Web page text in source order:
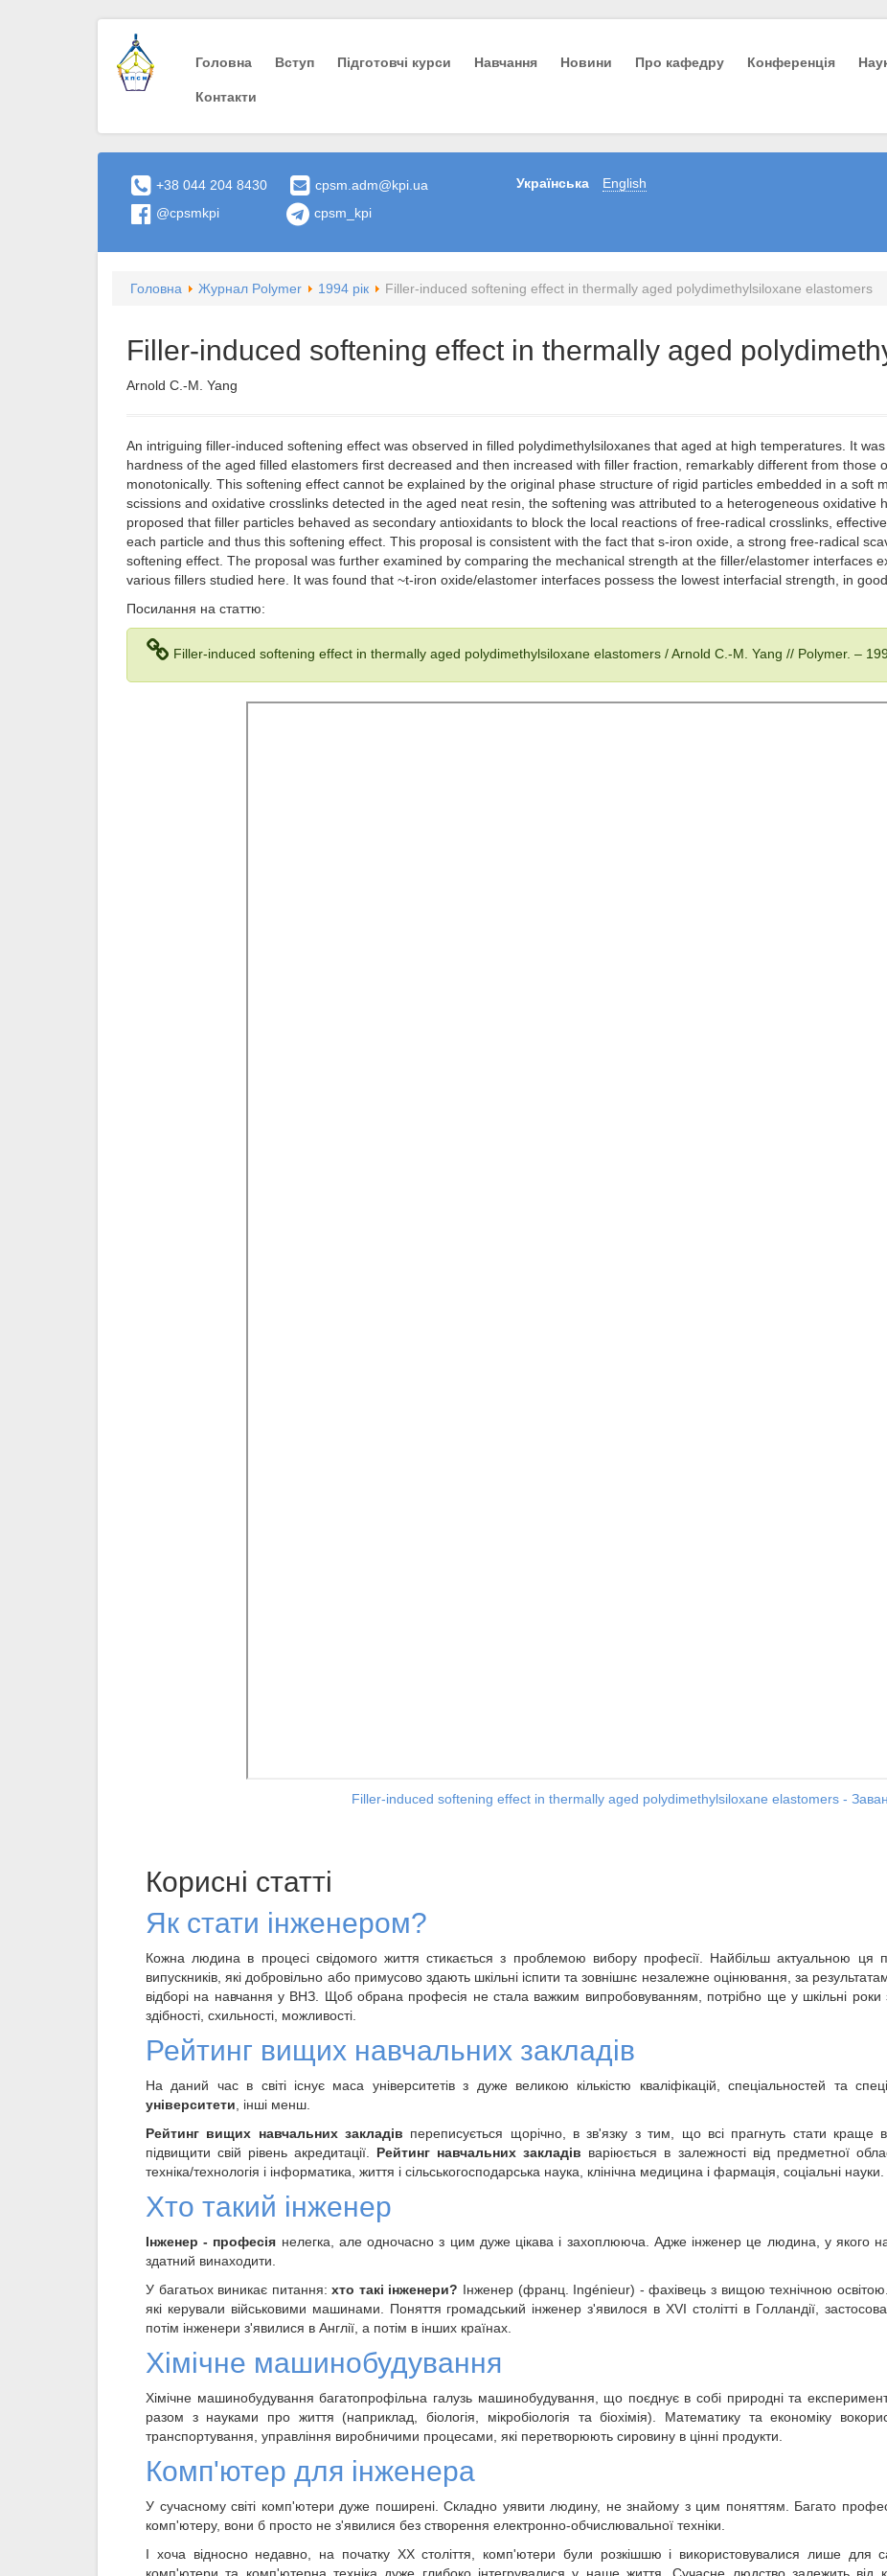
Головна Вступ Пiдготовчi курси Навчання Новини Про кафедру Конференція
Контакти
+38 044 204 8430
cpsm.adm@kpi.ua
@cpsmkpi
cpsm_kpi
Українська English
Головна Журнал Polymer 1994 рік Filler-induced softening effect in thermally aged polydimethylsiloxane elastomers
Filler-induced softening effect in thermally aged
Arnold C.-M. Yang
An intriguing filler-induced softening effect was observed in filled polydimethylsiloxanes that aged at high temperatures. It
hardness of the aged filled elastomers first decreased and then increased with filler fraction, remarkably different from those
monotonically. This softening effect cannot be explained by the original phase structure of rigid particles embedded in a soft
scissions and oxidative crosslinks detected in the aged neat resin, the softening was attributed to a heterogeneous oxidative
proposed that filler particles behaved as secondary antioxidants to block the local reactions of free-radical crosslinks,
each particle and thus this softening effect. This proposal is consistent with the fact that s-iron oxide, a strong free-radical
softening effect. The proposal was further examined by comparing the mechanical strength at the filler/elastomer interfaces
various fillers studied here. It was found that ~t-iron oxide/elastomer interfaces possess the lowest interfacial strength, in
Посилання на статтю:
Filler-induced softening effect in thermally aged polydimethylsiloxane elastomers / Arnold C.-M. Yang // Polymer. –
Filler-induced softening effect in thermally aged polydimethylsiloxane elastomers -
Корисні статті
Як стати інженером?
Кожна людина в процесі свідомого життя стикається з проблемою вибору професії. Найбільш актуальною ця
випускників, які добровільно або примусово здають шкільні іспити та зовнішнє незалежне оцінювання, за
відборі на навчання у ВНЗ. Щоб обрана професія не стала важким випробовуванням, потрібно ще у шкільні роки
здібності, схильності, можливості.
Рейтинг вищих навчальних закладів
На даний час в світі існує маса університетів з дуже великою кількістю кваліфікацій, спеціальностей та
університети , інші менш.
Рейтинг вищих навчальних закладів переписується щорічно, в зв'язку з тим, що всі прагнуть стати краще в
підвищити свій рівень акредитації. Рейтинг навчальних закладів варіюється в залежності від предметної
техніка/технологія і інформатика, життя і сільськогосподарська наука, клінічна медицина і фармація, соціальні науки.
Хто такий інженер
Інженер - професія нелегка, але одночасно з цим дуже цікава і захоплююча. Адже інженер це людина, у якого
здатний винаходити.
У багатьох виникає питання:хто такі інженери? Інженер (франц. Ingénieur) - фахівець з вищою технічною
які керували військовими машинами. Поняття громадський інженер з'явилося в XVI столітті в Голландії,
потім інженери з'явилися в Англії, а потім в інших країнах.
Хімічне машинобудування
Хімічне машинобудування багатопрофільна галузь машинобудування, що поєднує в собі природні та
разом з науками про життя (наприклад, біологія, мікробіологія та біохімія). Математику та економіку
транспортування, управління виробничими процесами, які перетворюють сировину в цінні продукти.
Комп'ютер для інженера
У сучасному світі комп'ютери дуже поширені. Складно уявити людину, не знайому з цим поняттям. Багато
комп'ютеру, вони б просто не з'явилися без створення електронно-обчислювальної техніки.
І хоча відносно недавно, на початку XX століття, комп'ютери були розкішшю і використовувалися лише для